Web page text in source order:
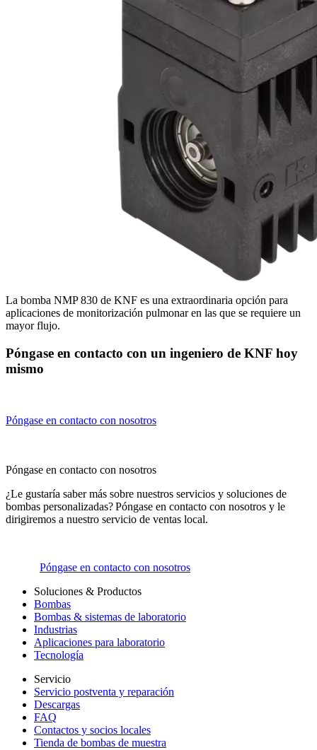
La bomba NMP 830 de KNF es una extraordinaria opción para
aplicaciones de monitorización pulmonar en las que se requiere un
mayor flujo.
Póngase en contacto con un ingeniero de KNF hoy
mismo
Póngase en contacto con nosotros
Póngase en contacto con nosotros
¿Le gustaría saber más sobre nuestros servicios y soluciones de
bombas personalizadas? Póngase en contacto con nosotros y le
dirigiremos a nuestro servicio de ventas local.
Póngase en contacto con nosotros
Soluciones & Productos
Bombas
Bombas & sistemas de laboratorio
Industrias
Aplicaciones para laboratorio
Tecnología
Servicio
Servicio postventa y reparación
Descargas
FAQ
Contactos y socios locales
Tienda de bombas de muestra